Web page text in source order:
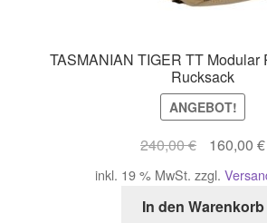
TASMANIAN TIGER TT Modular
Rucksack
ANGEBOT!
240,00€
Preis
war:
240,00 €
160,00 €
inkl. 19 % MwSt. zzgl.
In den Warenkorb